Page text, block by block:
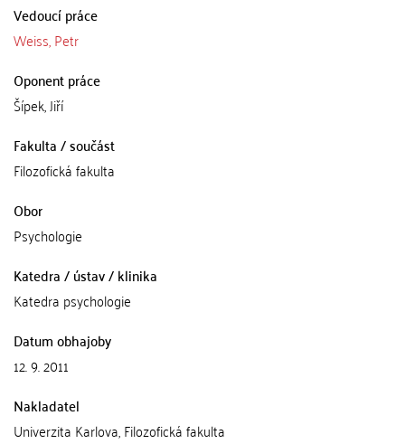
Vedoucí práce
Weiss, Petr
Oponent práce
Šípek, Jiří
Fakulta / součást
Filozofická fakulta
Obor
Psychologie
Katedra / ústav / klinika
Katedra psychologie
Datum obhajoby
12. 9. 2011
Nakladatel
Univerzita Karlova, Filozofická fakulta